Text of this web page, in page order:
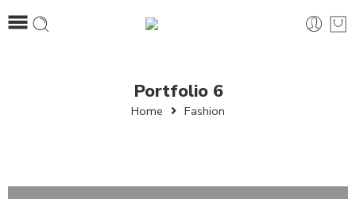
Portfolio 6
Home Fashion